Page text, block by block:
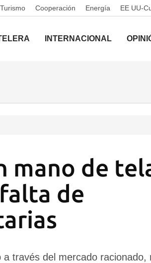
Turismo Cooperación Energía EE UU-
INTERNACIONAL
mano de
de
través del mercado racionado,